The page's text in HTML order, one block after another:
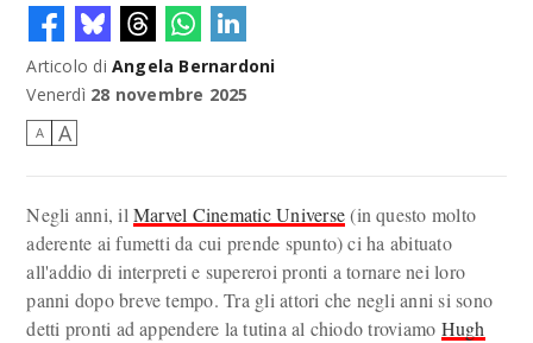
Hugh Jackman in Deadpool & Wolverine
Articolo di Angela Bernardoni
Venerdì 28 novembre 2025
A A
Negli anni, ilMarvel Cinematic Universe(in questo molto
aderente ai fumetti da cui prende spunto) ci ha abituato
all'addio di interpreti e supereroi pronti a tornare nei loro
panni dopo breve tempo. Tra gli attori che negli anni si sono
detti pronti ad appendere la tutina al chiodo troviamo Hugh